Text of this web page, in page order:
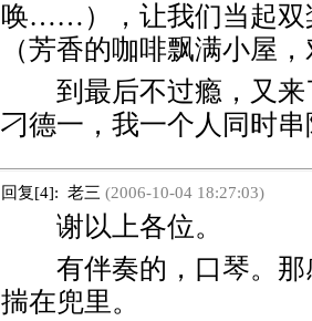
唤……），让我们当起
（芳香的咖啡飘满小屋
到最后不过瘾，又
刁德一，我一个人同时
回复[4]: 老三 (2006-10-04 18:27:03)
谢以上各位。
有伴奏的，口琴。
揣在兜里。